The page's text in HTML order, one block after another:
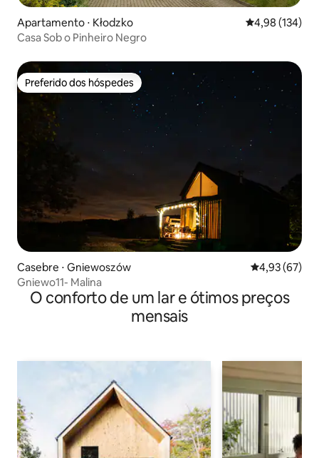
Apartamento ⋅ Kłodzko 4,98 de uma
4,98 (134)
Casa Sob o Pinheiro Negro
Preferido dos hóspedes
Preferido dos hóspedes
Casebre ⋅ Gniewoszów 4,93 de uma
4,93 (67)
Gniewo11- Malina
O conforto de um lar e ótimos preços
mensais